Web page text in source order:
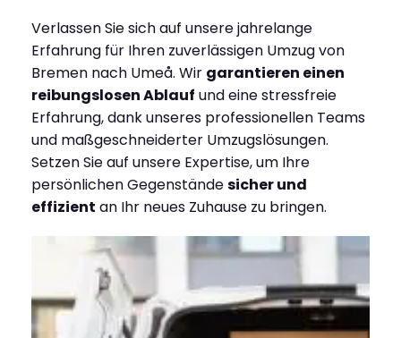
Verlassen Sie sich auf unsere jahrelange
Erfahrung für Ihren zuverlässigen Umzug von
Bremen nach Umeå. Wir garantieren einen
reibungslosen Ablauf und eine stressfreie
Erfahrung, dank unseres professionellen Teams
und maßgeschneiderter Umzugslösungen.
Setzen Sie auf unsere Expertise, um Ihre
persönlichen Gegenständesicher und
effizient an Ihr neues Zuhause zu bringen.